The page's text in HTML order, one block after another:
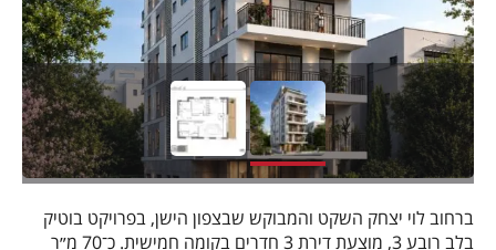
ברחוב לוי יצחק השקט והמבוקש שבצפון הישן, בפרויקט בוטיק
בלב רובע 3, מוצעת דירת 3 חדרים בקומה חמישית. כ־70 מ״ר